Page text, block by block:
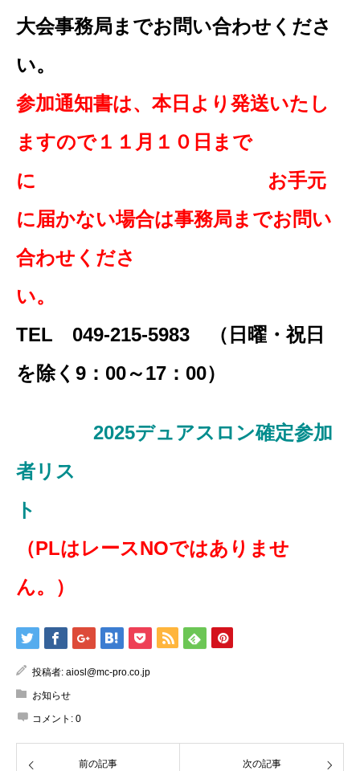
大会事務局までお問い合わせくださ
い
参加通知書は、本日より発送いたし
ますので１１月１０日まで
に お手元
に届かない場合は事務局までお問い
合わせくださ
い。
TEL 049-215-5983 （日曜・祝日
を除く9：00～17：00）
2025デュアスロン確定参加
者リス
ト
（PLはレースNOではありませ
ん。）
投稿者: aiosl@mc-pro.co.jp
お知らせ
コメント: 0
前の記事 次の記事